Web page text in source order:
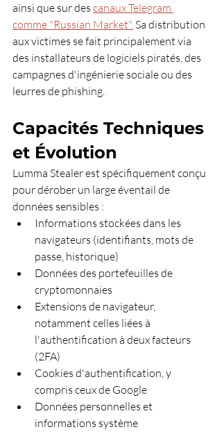
ainsi que sur des canaux Telegram
comme "Russian Market". Sa distribution
aux victimes se fait principalement via
des installateurs de logiciels piratés, des
campagnes d'ingénierie sociale ou des
leurres de phishing.
Capacités Techniques
et Évolution
Lumma Stealer est spécifiquement conçu
pour dérober un large éventail de
données sensibles :
Informations stockées dans les
navigateurs (identifiants, mots de
passe, historique)
Données des portefeuilles de
cryptomonnaies
Extensions de navigateur,
notamment celles liées à
l'authentification à deux facteurs
(2FA)
Cookies d'authentification, y
compris ceux de Google
Données personnelles et
informations système